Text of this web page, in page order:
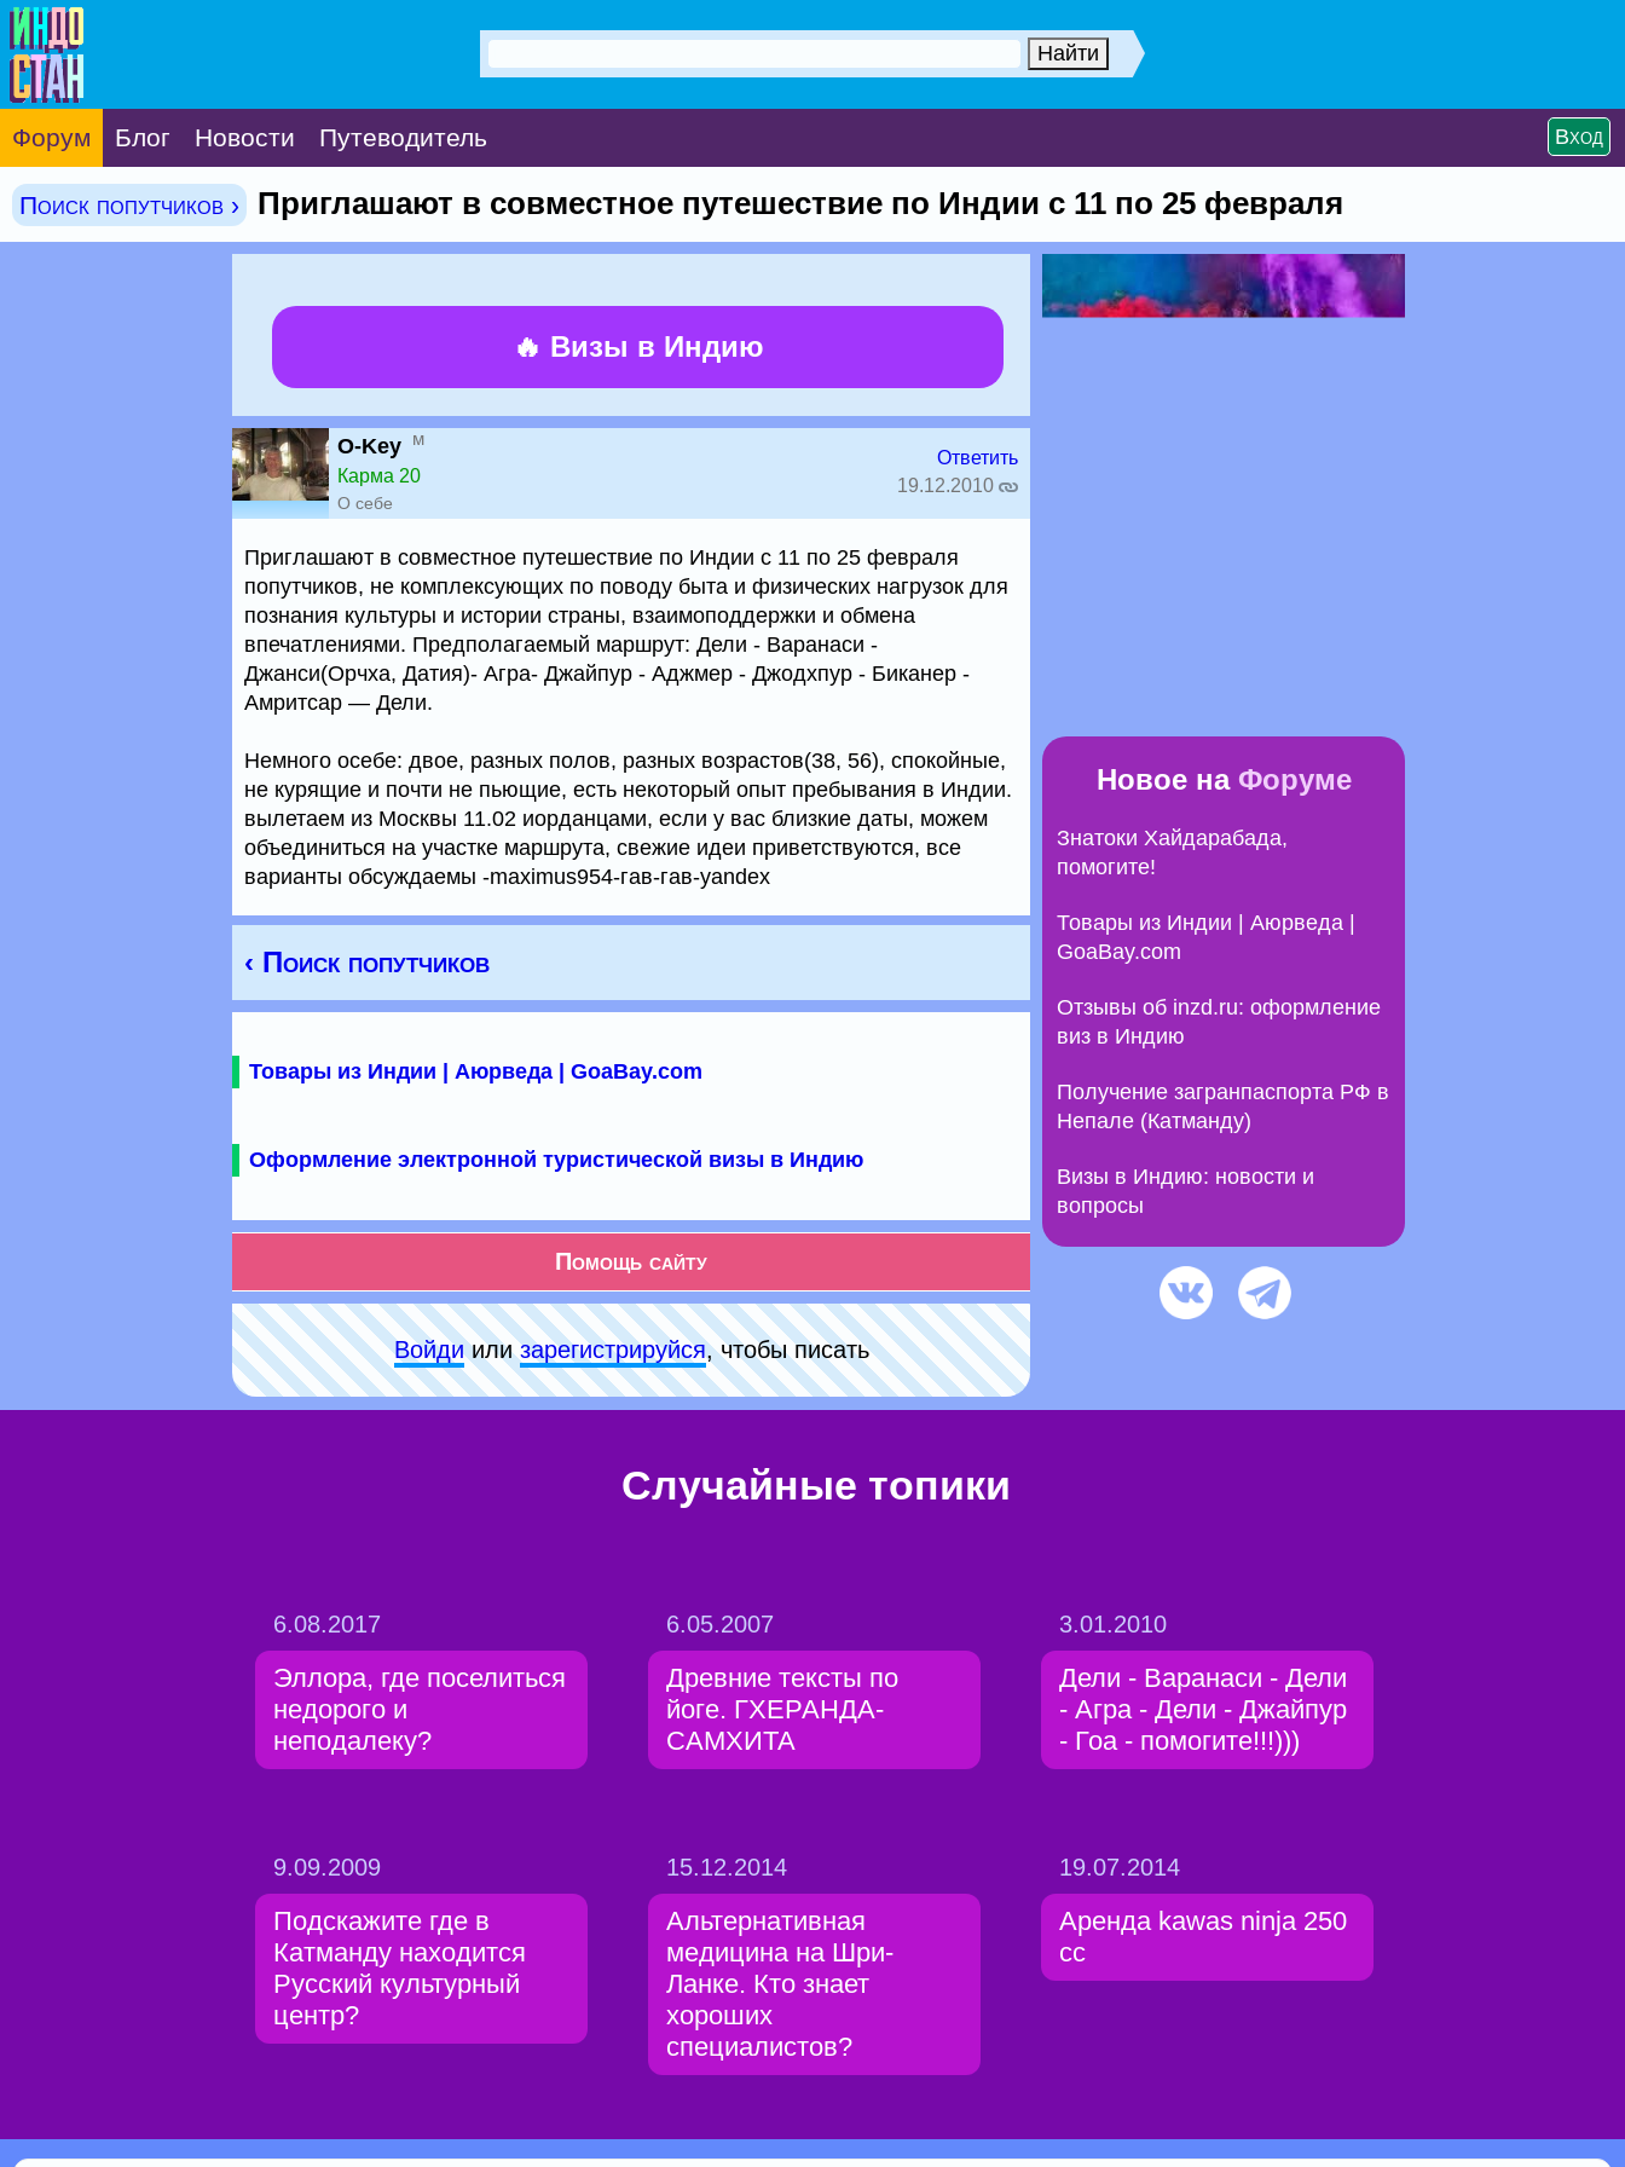
Форум Блог Новости Путеводитель Вход
Поиск попутчиков › Приглашают в совместное путешествие по Индии с 11 по 25 февраля
🔥 Визы в Индию
O-Key м
Карма 20
О себе
Ответить
19.12.2010
Приглашают в совместное путешествие по Индии с 11 по 25 февраля
попутчиков, не комплексующих по поводу быта и физических нагрузок для
познания культуры и истории страны, взаимоподдержки и обмена
впечатлениями. Предполагаемый маршрут: Дели - Варанаси -
Джанси(Орчха, Датия)- Агра- Джайпур - Аджмер - Джодхпур - Биканер -
Амритсар — Дели.
Немного осебе: двое, разных полов, разных возрастов(38, 56), спокойные,
не курящие и почти не пьющие, есть некоторый опыт пребывания в Индии.
вылетаем из Москвы 11.02 иорданцами, если у вас близкие даты, можем
объединиться на участке маршрута, свежие идеи приветствуются, все
варианты обсуждаемы -maximus954-гав-гав-yandex
‹ Поиск попутчиков
Товары из Индии | Аюрведа | GoaBay.com
Оформление электронной туристической визы в Индию
Помощь сайту
Войдиилизарeгиcтpируйся, чтобы писать
Новое на Форуме
Знатоки Хайдарабада,
помогите!
Товары из Индии | Аюрведа |
GoaBay.com
Отзывы об inzd.ru: оформление
виз в Индию
Получение загранпаспорта РФ в
Непале (Катманду)
Визы в Индию: новости и
вопросы
Случайные топики
6.08.2017
Эллора, где поселиться
недорого и
неподалеку?
6.05.2007
Древние тексты по
йоге. ГХЕРАНДА-
САМХИТА
3.01.2010
Дели - Варанаси - Дели
- Агра - Дели - Джайпур
- Гоа - помогите!!!)))
9.09.2009
Подскажите где в
Катманду находится
Русский культурный
центр?
15.12.2014
Альтернативная
медицина на Шри-
Ланке. Кто знает
хороших
специалистов?
19.07.2014
Аренда kawas ninja 250
cc